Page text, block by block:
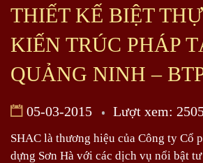
THIẾT KẾ BIỆT
KIẾN TRÚC PHÁP
QUẢNG NINH –
05-03-2015 Lượt xem:
SHAC là thương hiệu của Công ty Cổ
dựng Sơn Hà với các dịch vụ nổi bật